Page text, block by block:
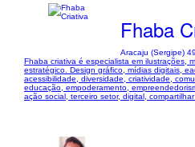
Fhaba
Aracaju (Sergipe)
Fhaba criativa é especialista em ilustrações,
estratégico. Design gráfico, mídias digitais,
acessibilidade, diversidade, criatividade,
educação, empoderamento,
ação social, terceiro setor, digital,